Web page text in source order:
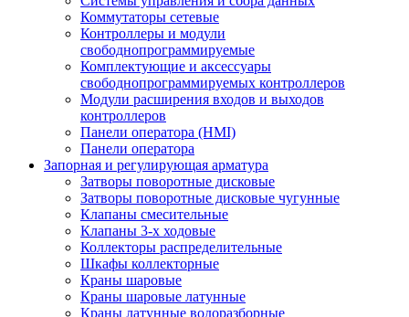
Коммутаторы сетевые
Контроллеры и модули
свободнопрограммируемые
Комплектующие и аксессуары
свободнопрограммируемых контроллеров
Модули расширения входов и выходов
контроллеров
Панели оператора (HMI)
Панели оператора
Запорная и регулирующая арматура
Затворы поворотные дисковые
Затворы поворотные дисковые чугунные
Клапаны смесительные
Клапаны 3-х ходовые
Коллекторы распределительные
Шкафы коллекторные
Краны шаровые
Краны шаровые латунные
Краны латунные водоразборные